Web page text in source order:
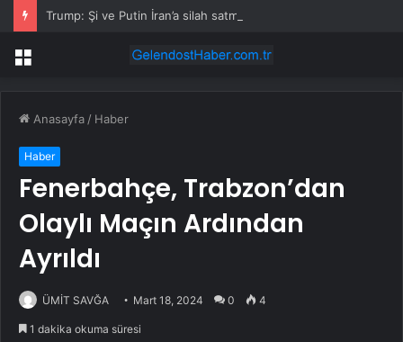
Trump: Şi ve Putin İran’a silah satmayacaklarını söyledi
Menü
Anasayfa / Haber
Haber
Fenerbahçe, Trabzon’dan
Olaylı Maçın Ardından
Ayrıldı
ÜMİT SAVĞA Mart 18, 2024 0 4
1 dakika okuma süresi